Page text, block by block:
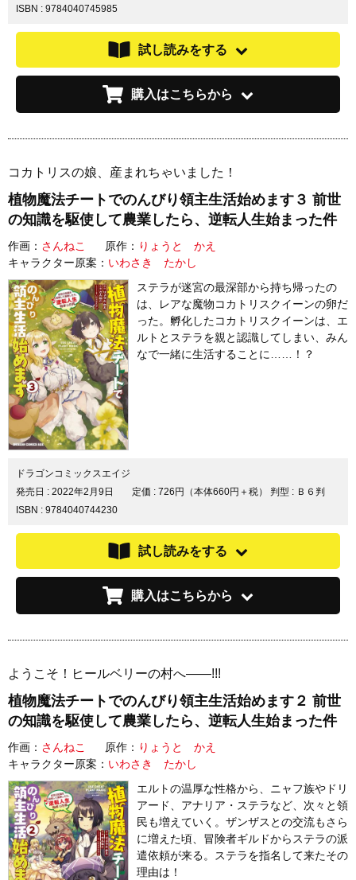
ISBN : 9784040745985
試し読みをする
購入はこちらから
コカトリスの娘、産まれちゃいました！
植物魔法チートでのんびり領主生活始めます３ 前世
の知識を駆使して農業したら、逆転人生始まった件
作画： さんねこ 原作： りょうと かえ
キャラクター原案： いわさき たかし
ステラが迷宮の最深部から持ち帰ったの
は、レアな魔物コカトリスクイーンの卵だ
った。孵化したコカトリスクイーンは、エ
ルトとステラを親と認識してしまい、みん
なで一緒に生活することに……！？
ドラゴンコミックスエイジ
発売日 : 2022年2月9日 定価 : 726円（本体660円＋税） 判型 : Ｂ６判
ISBN : 9784040744230
試し読みをする
購入はこちらから
ようこそ！ヒールベリーの村へ――!!!
植物魔法チートでのんびり領主生活始めます２ 前世
の知識を駆使して農業したら、逆転人生始まった件
作画： さんねこ 原作： りょうと かえ
キャラクター原案： いわさき たかし
エルトの温厚な性格から、ニャフ族やドリ
アード、アナリア・ステラなど、次々と領
民も増えていく。ザンザスとの交流もさら
に増えた頃、冒険者ギルドからステラの派
遣依頼が来る。ステラを指名して来たその
理由は！